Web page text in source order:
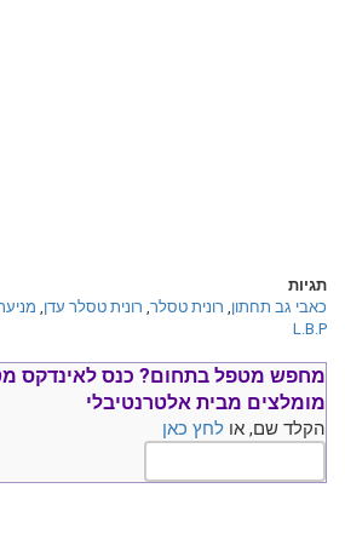
תגיות
כאבי גב תחתון, רונית טסלר, רונית טסלר עדן,
L.B.P
מחפש מטפל בתחום? כנס לאינדקס
מומלצים מבית אלטרנטיבלי
הקלד שם, או לחץ כאן